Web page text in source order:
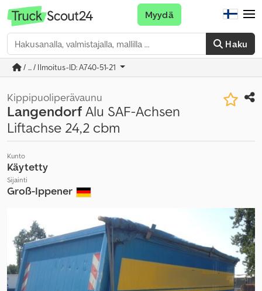
Haku
Myydä
/ ... / Ilmoitus-ID: A740-51-21
Kippipuoliperävaunu
LangendorfAlu SAF-Achsen
Liftachse 24,2 cbm
Kunto
Käytetty
Sijainti
Groß-Ippener